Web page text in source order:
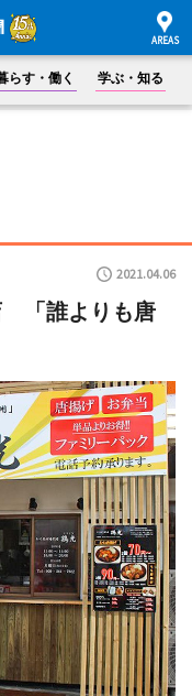
らす・働く 学ぶ・知る
2021.04.06
「誰よりも唐